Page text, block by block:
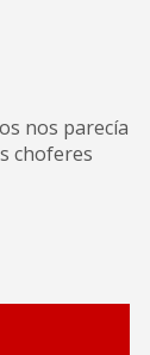
nos parecía
choferes